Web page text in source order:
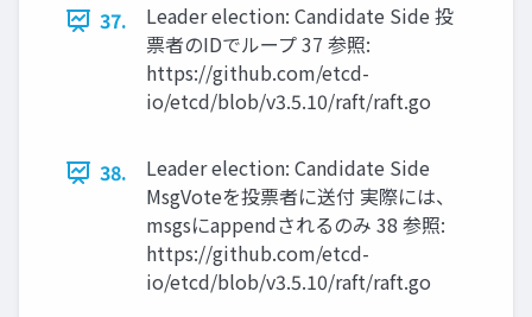
37.
Leader election: Candidate Side 投
票者のIDでループ 37 参照:
https://github.com/etcd-
io/etcd/blob/v3.5.10/raft/raft.go
38.
Leader election: Candidate Side
MsgVoteを投票者に送付 実際には、
msgsにappendされるのみ 38 参照:
https://github.com/etcd-
io/etcd/blob/v3.5.10/raft/raft.go